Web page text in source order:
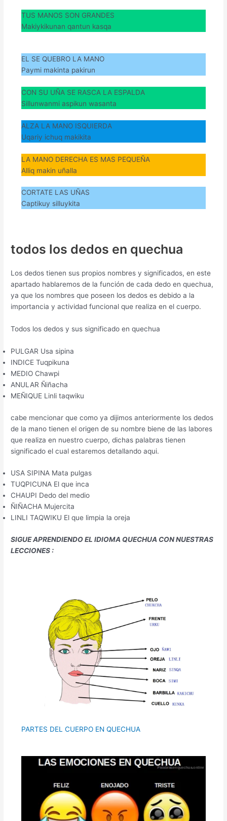
TUS MANOS SON GRANDES
Makiykikunan qantun kasqa
EL SE QUEBRO LA MANO
Paymi makinta pakirun
CON SU UÑA SE RASCA LA ESPALDA
Sillunwanmi aspikun wasanta
ALZA LA MANO ISQUIERDA
Uqariy ichuq makikita
LA MANO DERECHA ES MAS PEQUEÑA
Alliq makin uñalla
CORTATE LAS UÑAS
Captikuy silluykita
todos los dedos en quechua
Los dedos tienen sus propios nombres y significados, en este
apartado hablaremos de la función de cada dedo en quechua,
ya que los nombres que poseen los dedos es debido a la
importancia y actividad funcional que realiza en el cuerpo.
Todos los dedos y sus significado en quechua
PULGAR Usa sipina
INDICE Tuqpikuna
MEDIO Chawpi
ANULAR Ñiñacha
MEÑIQUE Linli taqwiku
cabe mencionar que como ya dijimos anteriormente los dedos
de la mano tienen el origen de su nombre biene de las labores
que realiza en nuestro cuerpo, dichas palabras tienen
significado el cual estaremos detallando aqui.
USA SIPINA Mata pulgas
TUQPICUNA El que inca
CHAUPI Dedo del medio
ÑIÑACHA Mujercita
LINLI TAQWIKU El que limpia la oreja
SIGUE APRENDIENDO EL IDIOMA QUECHUA CON NUESTRAS
LECCIONES :
PARTES DEL CUERPO EN QUECHUA